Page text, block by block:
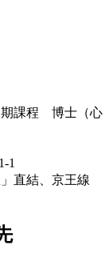
課程 博士（心
1
直結、京王線